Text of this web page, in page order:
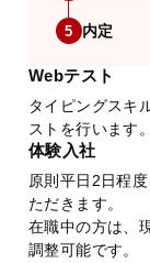
5 内定
Webテスト
タイピングスキ
ストを行います。
体験入社
原則平日2日程
ただきます。
在職中の方は、
調整可能です。